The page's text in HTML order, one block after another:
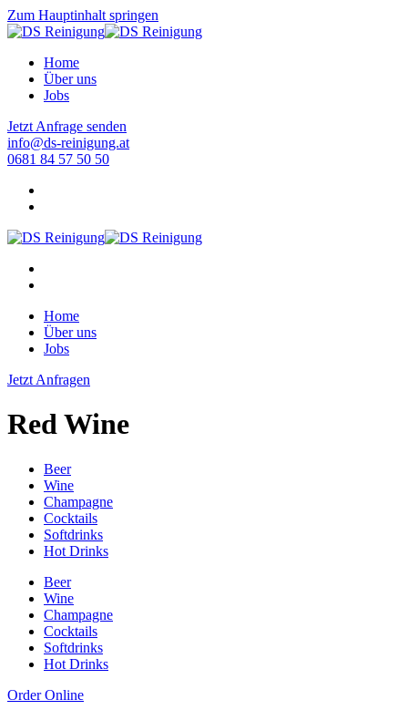
Zum Hauptinhalt springen
Home
Über uns
Jobs
Jetzt Anfrage senden
info@ds-reinigung.at
0681 84 57 50 50
Home
Über uns
Jobs
Jetzt Anfragen
Red Wine
Beer
Wine
Champagne
Cocktails
Softdrinks
Hot Drinks
Beer
Wine
Champagne
Cocktails
Softdrinks
Hot Drinks
Order Online